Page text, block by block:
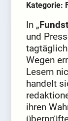
Kategorie:
In „
und
Wegen
Lesern
handelt
ihren